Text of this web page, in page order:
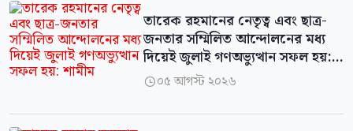
তারেক রহমানের নেতৃত্ব এবং ছাত্র-
জনতার সম্মিলিত আন্দোলনের মধ্য
দিয়েই জুলাই গণঅভ্যুত্থান সফল হয়:
শামীম
০৫ আগস্ট ২০২৬